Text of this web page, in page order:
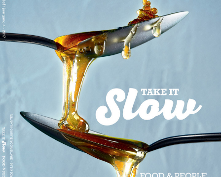
Zoeken
Privacybeleid bekijken
Publicatie rapporteren